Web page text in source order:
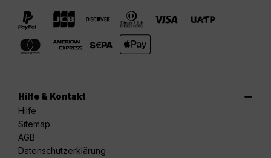
Hilfe & Kontakt
Hilfe
Sitemap
AGB
Datenschutzerklärung